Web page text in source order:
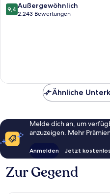
9.4
von
9,4 Außergewöhnlich
2.243 Bewertungen
Ähnliche
Melde dich an, um
anzuzeigen. Mehr
Anmelden Jetzt
Zur Gegend